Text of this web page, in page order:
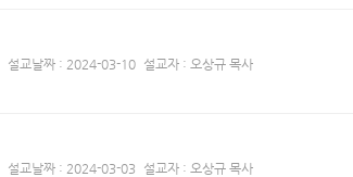
설교날짜 : 2024-03-10 설교자 : 오상규 목사
설교날짜 : 2024-03-03 설교자 : 오상규 목사